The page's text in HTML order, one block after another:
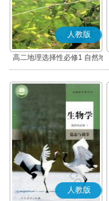
人教版
高二地理选择性必修1 自然地
理基础
人教版